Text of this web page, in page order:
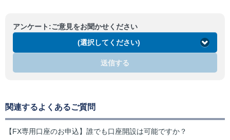
アンケート:ご意見をお聞かせください
(選択してください)
送信する
関連するよくあるご質問
【FX専用口座のお申込】誰でも口座開設は可能ですか？